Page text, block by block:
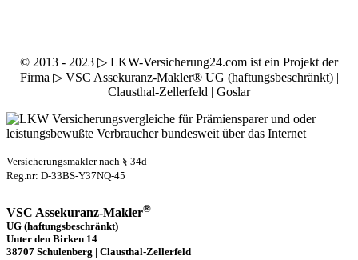
© 2013 - 2023 ▷ LKW-Versicherung24.com ist ein Projekt der
Firma ▷ VSC Assekuranz-Makler® UG (haftungsbeschränkt) |
Clausthal-Zellerfeld | Goslar
Versicherungsmakler nach § 34d
Reg.nr: D-33BS-Y37NQ-45
VSC Assekuranz-Makler®
UG (haftungsbeschränkt)
Unter den Birken 14
38707 Schulenberg | Clausthal-Zellerfeld